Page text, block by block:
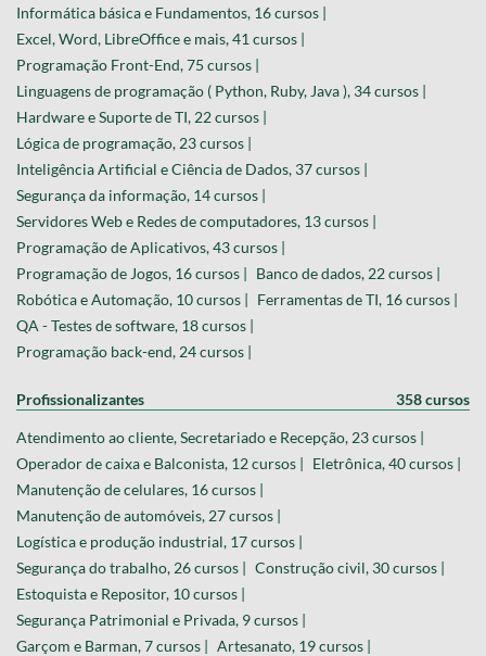
Informática básica e Fundamentos, 16 cursos |
Excel, Word, LibreOffice e mais, 41 cursos |
Programação Front-End, 75 cursos |
Linguagens de programação ( Python, Ruby, Java ), 34 cursos |
Hardware e Suporte de TI, 22 cursos |
Lógica de programação, 23 cursos |
Inteligência Artificial e Ciência de Dados, 37 cursos |
Segurança da informação, 14 cursos |
Servidores Web e Redes de computadores, 13 cursos |
Programação de Aplicativos, 43 cursos |
Programação de Jogos, 16 cursos | Banco de dados, 22 cursos |
Robótica e Automação, 10 cursos | Ferramentas de TI, 16 cursos |
QA - Testes de software, 18 cursos |
Programação back-end, 24 cursos |
Profissionalizantes 358 cursos
Atendimento ao cliente, Secretariado e Recepção, 23 cursos |
Operador de caixa e Balconista, 12 cursos | Eletrônica, 40 cursos |
Manutenção de celulares, 16 cursos |
Manutenção de automóveis, 27 cursos |
Logística e produção industrial, 17 cursos |
Segurança do trabalho, 26 cursos | Construção civil, 30 cursos |
Estoquista e Repositor, 10 cursos |
Segurança Patrimonial e Privada, 9 cursos |
Garçom e Barman, 7 cursos | Artesanato, 19 cursos |